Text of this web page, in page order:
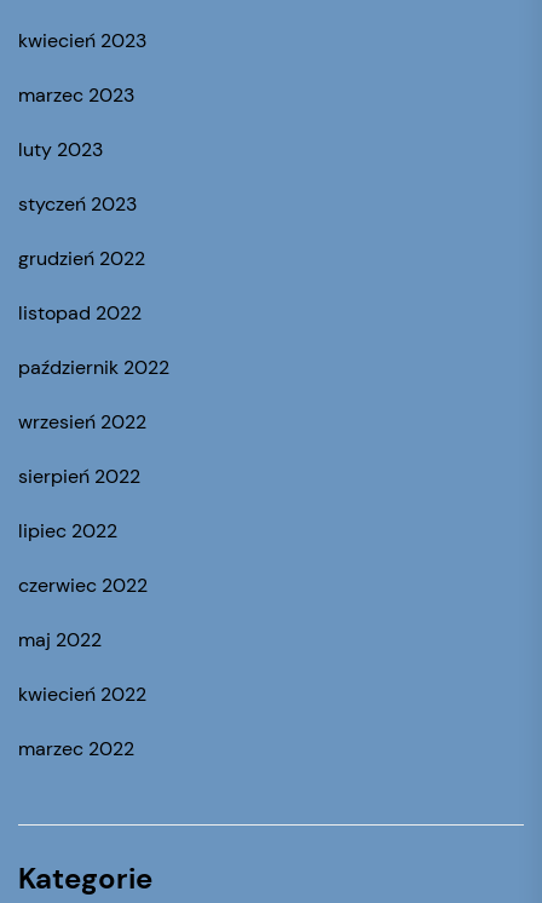
kwiecień 2023
marzec 2023
luty 2023
styczeń 2023
grudzień 2022
listopad 2022
październik 2022
wrzesień 2022
sierpień 2022
lipiec 2022
czerwiec 2022
maj 2022
kwiecień 2022
marzec 2022
Kategorie